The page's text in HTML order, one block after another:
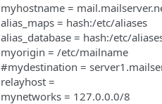
myhostname =
alias_maps = hash:/etc/aliases
alias_database = hash:/etc/
myorigin = /etc/mailname
#mydestination =
relayhost =
mynetworks = 127.0.0.0/8